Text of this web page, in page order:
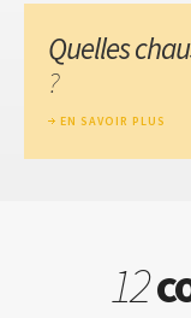
Quelles
?
EN SAVOIR PLUS
12